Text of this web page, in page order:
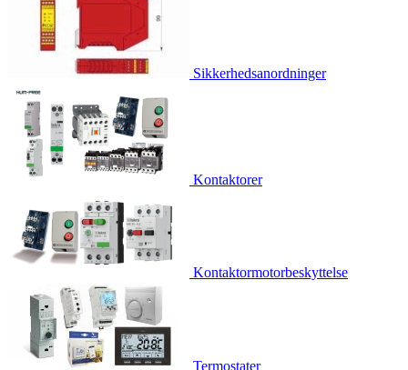
Sikkerhedsanordninger
Kontaktorer
Kontaktormotorbeskyttelse
Termostater